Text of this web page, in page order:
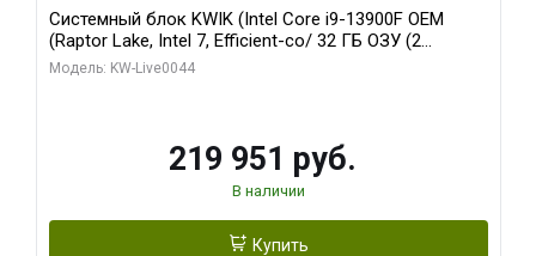
Системный блок KWIK (Intel Core i9-13900F OEM
(Raptor Lake, Intel 7, Efficient-co/ 32 ГБ ОЗУ (2
модуля)/ Gigabyte RTX5070Ti AERO OC 16GB GDDR7
Модель: KW-Live0044
219 951 руб.
В наличии
Купить